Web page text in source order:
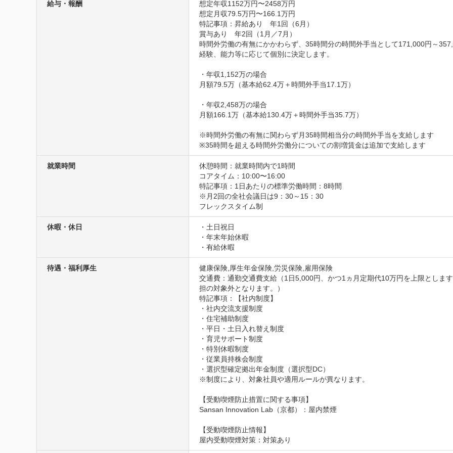
給与・報酬
想定年収1152万円〜2458万円
想定月収79.5万円〜166.1万円
特記事項：昇給あり　年1回（6月）
賞与あり　年2回（1月／7月）
時間外労働の有無にかかわらず、35時間分の時間外手当として171,000円～
経験、能力等に応じて個別に決定します。
・年収1,152万の場合
月額79.5万（基本給62.4万＋時間外手当17.1万）
・年収2,458万の場合
月額166.1万（基本給130.4万＋時間外手当35.7万）
※時間外労働の有無に関わらず月35時間相当分の時間外手当を支給します
※35時間を超える時間外労働分についての割増賃金は追加で支給します
就業時間
休憩時間：就業時間内で1時間
コアタイム：10:00〜16:00
特記事項：1日あたりの標準労働時間：8時間
※月2回の全社会議日は9：30～15：30
フレックスタイム制
休暇・休日
・土日祝日
・年末年始休暇
・有給休暇
待遇・福利厚生
健康保険,厚生年金保険,労災保険,雇用保険
交通費：通勤交通費支給（1日5,000円、かつ1ヵ月定期代10万円を上限としま
担の対象外となります。）
特記事項：【社内制度】
・社内交流支援制度
・住宅補助制度
・平日・土日入れ替え制度
・育児サポート制度
・特別休暇制度
・従業員持株会制度
・選択型確定拠出年金制度（選択型DC）
※制度により、対象社員や適用ルールが異なります。
【受動喫煙防止措置に関する事項】
Sansan Innovation Lab（京都）：屋内禁煙
【受動喫煙防止情報】
屋内受動喫煙対策：対策あり